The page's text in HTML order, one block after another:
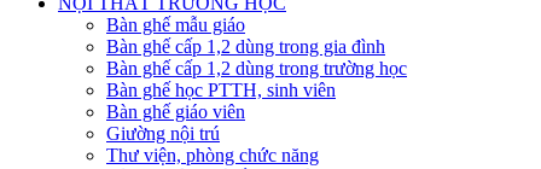
Bàn ghế mẫu giáo
Bàn ghế cấp 1,2 dùng trong gia đình
Bàn ghế cấp 1,2 dùng trong trường học
Bàn ghế học PTTH, sinh viên
Bàn ghế giáo viên
Giường nội trú
Thư viện, phòng chức năng